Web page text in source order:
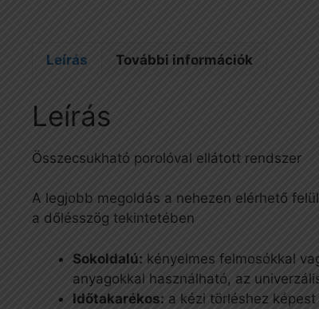
Leírás További információk
Leírás
Összecsukható porolóval ellátott rendszer
A legjobb megoldás a nehezen elérhető
a dőlésszög tekintetében
Sokoldalú: kényelmes felmosókkal
anyagokkal használható, az
Időtakarékos: a kézi törléshez